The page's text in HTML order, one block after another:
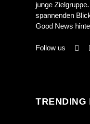
junge
spannenden
Good News
Follow us
TRENDING